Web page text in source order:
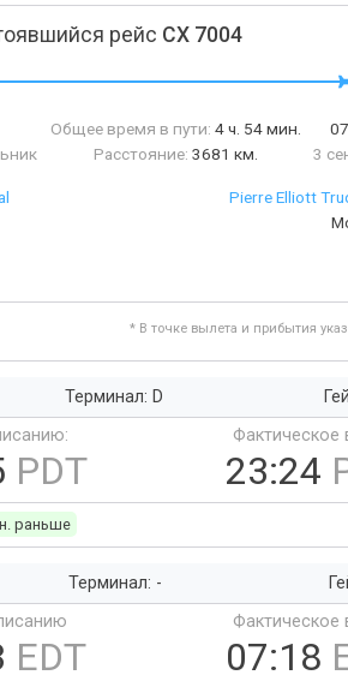
рейс CX 7004
Общее время в пути: 4 ч. 54 мин.
Расстояние: 3681 км.
3
Pierre Elliott
* В точке вылета и прибытия
Терминал: D
PDT
Фактическое
23:24
раньше
Терминал: -
EDT
Фактическое
07:18